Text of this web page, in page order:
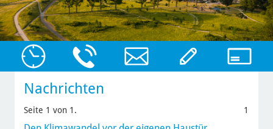
Nachrichten
Seite 1 von 1. 1